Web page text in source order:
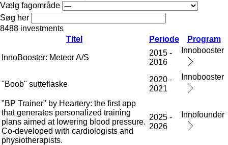
Vælg fagområde
Søg her
8488 investments
Titel
Periode Program
InnoBooster: Meteor A/S
2015 -
2016
Innobooster
"Boob" sutteflaske
2020 -
2021
Innobooster
"BP Trainer" by Heartery: the first app
that generates personalized training
plans aimed at lowering blood pressure.
Co-developed with cardiologists and
physiotherapists.
2025 -
2026
Innofounder